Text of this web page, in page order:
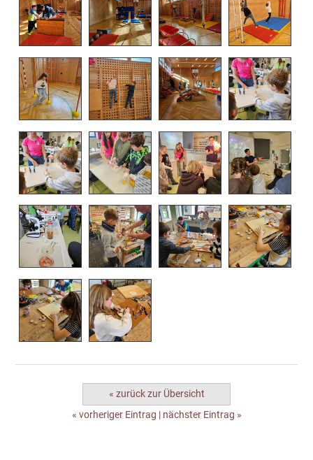
« zurück zur Übersicht
« vorheriger Eintrag | nächster Eintrag »